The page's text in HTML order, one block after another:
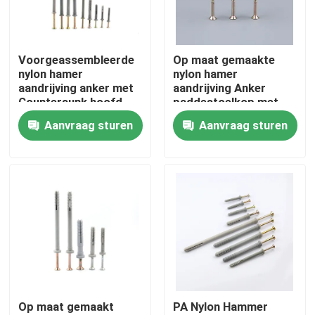
Fabrieksreis
Kwaliteitscontrole
Vraag een offerte aan
Naylon wandanker
Naylon-ankerplug
Voorgeassembleerde
nylon hamer
aandrijving anker met
Countersunk hoofd
Aanvraag sturen
Op maat gemaakte
nylon hamer
aandrijving Anker
paddestoelkop met
schroefnagel
Aanvraag sturen
Op maat gemaakt
PA Nylon Hammer